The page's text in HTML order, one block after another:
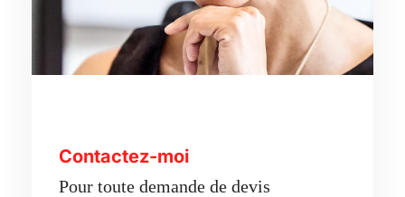
Contactez-moi
Pour toute demande de devis